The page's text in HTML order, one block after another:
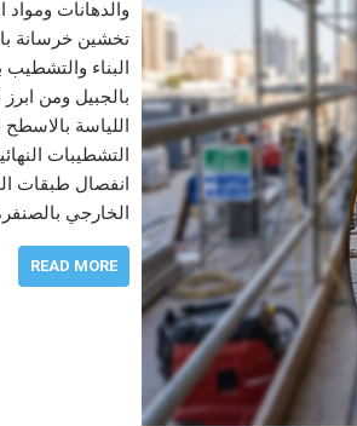
والدهانات
تخشين خرسانة
البناء والتشطيب
بالجبيل ومن
اللياسة
التشطيبات
انفصال طبقات
الخارجي
READ MORE